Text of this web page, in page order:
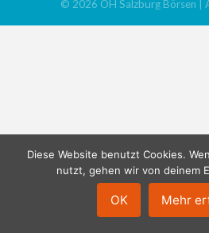
© 2026 ÖH Salzburg Börsen |
Diese Website benutzt Cookies.
nutzt, gehen wir von deinem
OK Mehr